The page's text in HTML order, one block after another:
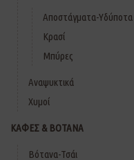
Αποστάγματα-Υδύποτα
Κρασί
Μπύρες
Αναψυκτικά
Χυμοί
ΚΑΦΕΣ & ΒΟΤΑΝΑ
Βότανα-Τσάι